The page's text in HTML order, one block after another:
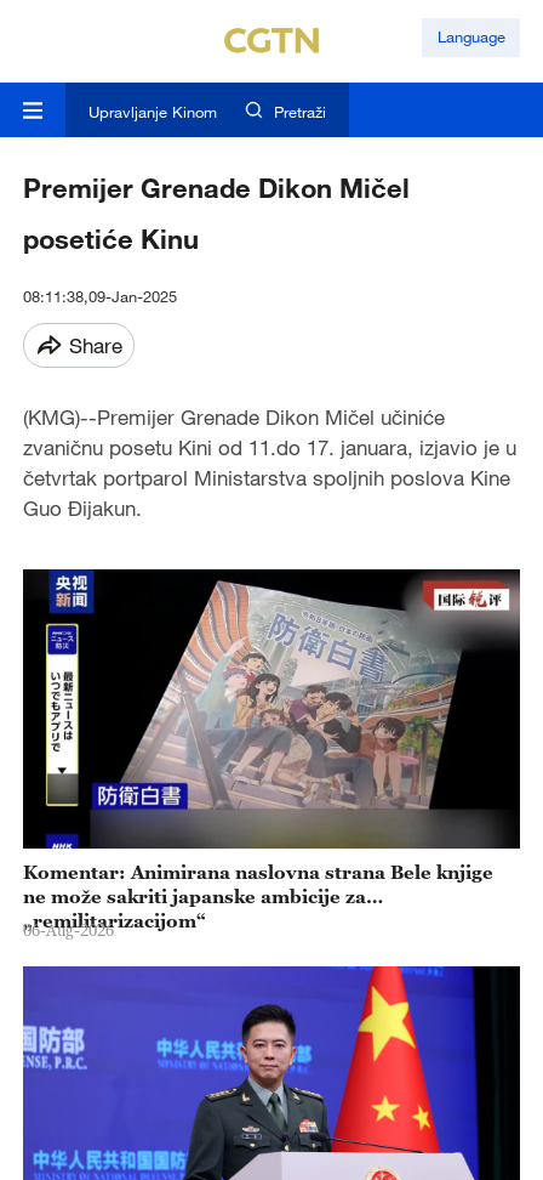
Language
Upravljanje Kinom Pretraži
Premijer Grenade Dikon Mičel
posetiće Kinu
08:11:38,09-Jan-2025
Share
(KMG)--Premijer Grenade Dikon Mičel učiniće
zvaničnu posetu Kini od 11.do 17. januara, izjavio je u
četvrtak portparol Ministarstva spoljnih poslova Kine
Guo Đijakun.
Komentar: Animirana naslovna strana Bele knjige
ne može sakriti japanske ambicije za
„remilitarizacijom“
06-Aug-2026